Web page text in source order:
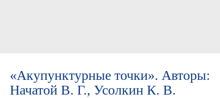
«Акупунктурные точки». Авторы:
Начатой В. Г., Усолкин К. В.